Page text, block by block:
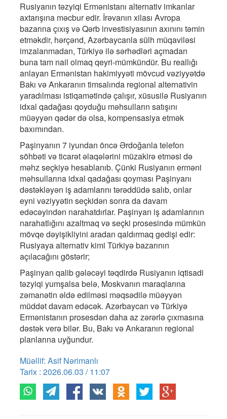
Rusiyanın təzyiqi Ermənistanı alternativ imkanlar
axtarışına məcbur edir. İrəvanın xilası Avropa
bazarına çıxış və Qərb investisiyasının axınını təmin
etməkdir, hərçənd, Azərbaycanla sülh müqaviləsi
imzalanmadan, Türkiyə ilə sərhədləri açmadan
buna tam nail olmaq qeyri-mümkündür. Bu reallığı
anlayan Ermənistan hakimiyyəti mövcud vəziyyətdə
Bakı və Ankaranın timsalında regional alternativin
yaradılması istiqamətində çalışır, xüsusilə Rusiyanın
idxal qadağası qoyduğu məhsulların satışını
müəyyən qədər də olsa, kompensasiya etmək
baxımından.
Paşinyanın 7 iyundan öncə Ərdoğanla telefon
söhbəti və ticarət əlaqələrini müzakirə etməsi də
məhz seçkiyə hesablanıb. Çünki Rusiyanın erməni
məhsullarına idxal qadağası qoyması Paşinyanı
dəstəkləyən iş adamlarını tərəddüdə salıb, onlar
eyni vəziyyətin seçkidən sonra da davam
edəcəyindən narahatdırlar. Paşinyan iş adamlarının
narahatlığını azaltmaq və seçki prosesində mümkün
mövqe dəyişikliyini aradan qaldırmaq gedişi edir:
Rusiyaya alternativ kimi Türkiyə bazarının
açılacağını göstərir;
Paşinyan qalib gələcəyi təqdirdə Rusiyanın iqtisadi
təzyiqi yumşalsa belə, Moskvanın maraqlarına
zəmanətin əldə edilməsi məqsədilə müəyyən
müddət davam edəcək. Azərbaycan və Türkiyə
Ermənistanın prosesdən daha az zərərlə çıxmasına
dəstək verə bilər. Bu, Bakı və Ankaranın regional
planlarına uyğundur.
Müəllif: Asif Nərimanlı
Tarix : 2026.06.03 / 11:07